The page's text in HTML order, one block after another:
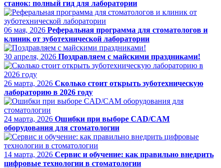
станок: полный гид для лаборатории
06 мая, 2026 Реферальная программа для стоматологов и
клиник от зуботехнической лаборатории
30 апреля, 2026 Поздравляем с майскими праздниками!
26 марта, 2026 Сколько стоит открыть зуботехническую
лабораторию в 2026 году
24 марта, 2026 Ошибки при выборе CAD/CAM
оборудования для стоматологии
14 марта, 2026 Сервис и обучение: как правильно внедрить
цифровые технологии в стоматологии